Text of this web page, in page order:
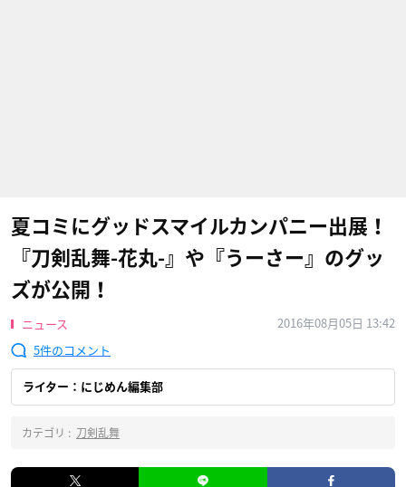
夏コミにグッドスマイルカンパニー出展！
『刀剣乱舞-花丸-』や『うーさー』のグッ
ズが公開！
ニュース
2016年08月05日 13:42
5
ライター：にじめん編集部
カテゴリ : 刀剣乱舞